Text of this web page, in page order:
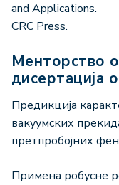
and Applications.
CRC Press.
Менторство одбрањених докторских
дисертација
Предикција
вакуумских
претпробојних
Примена робусне